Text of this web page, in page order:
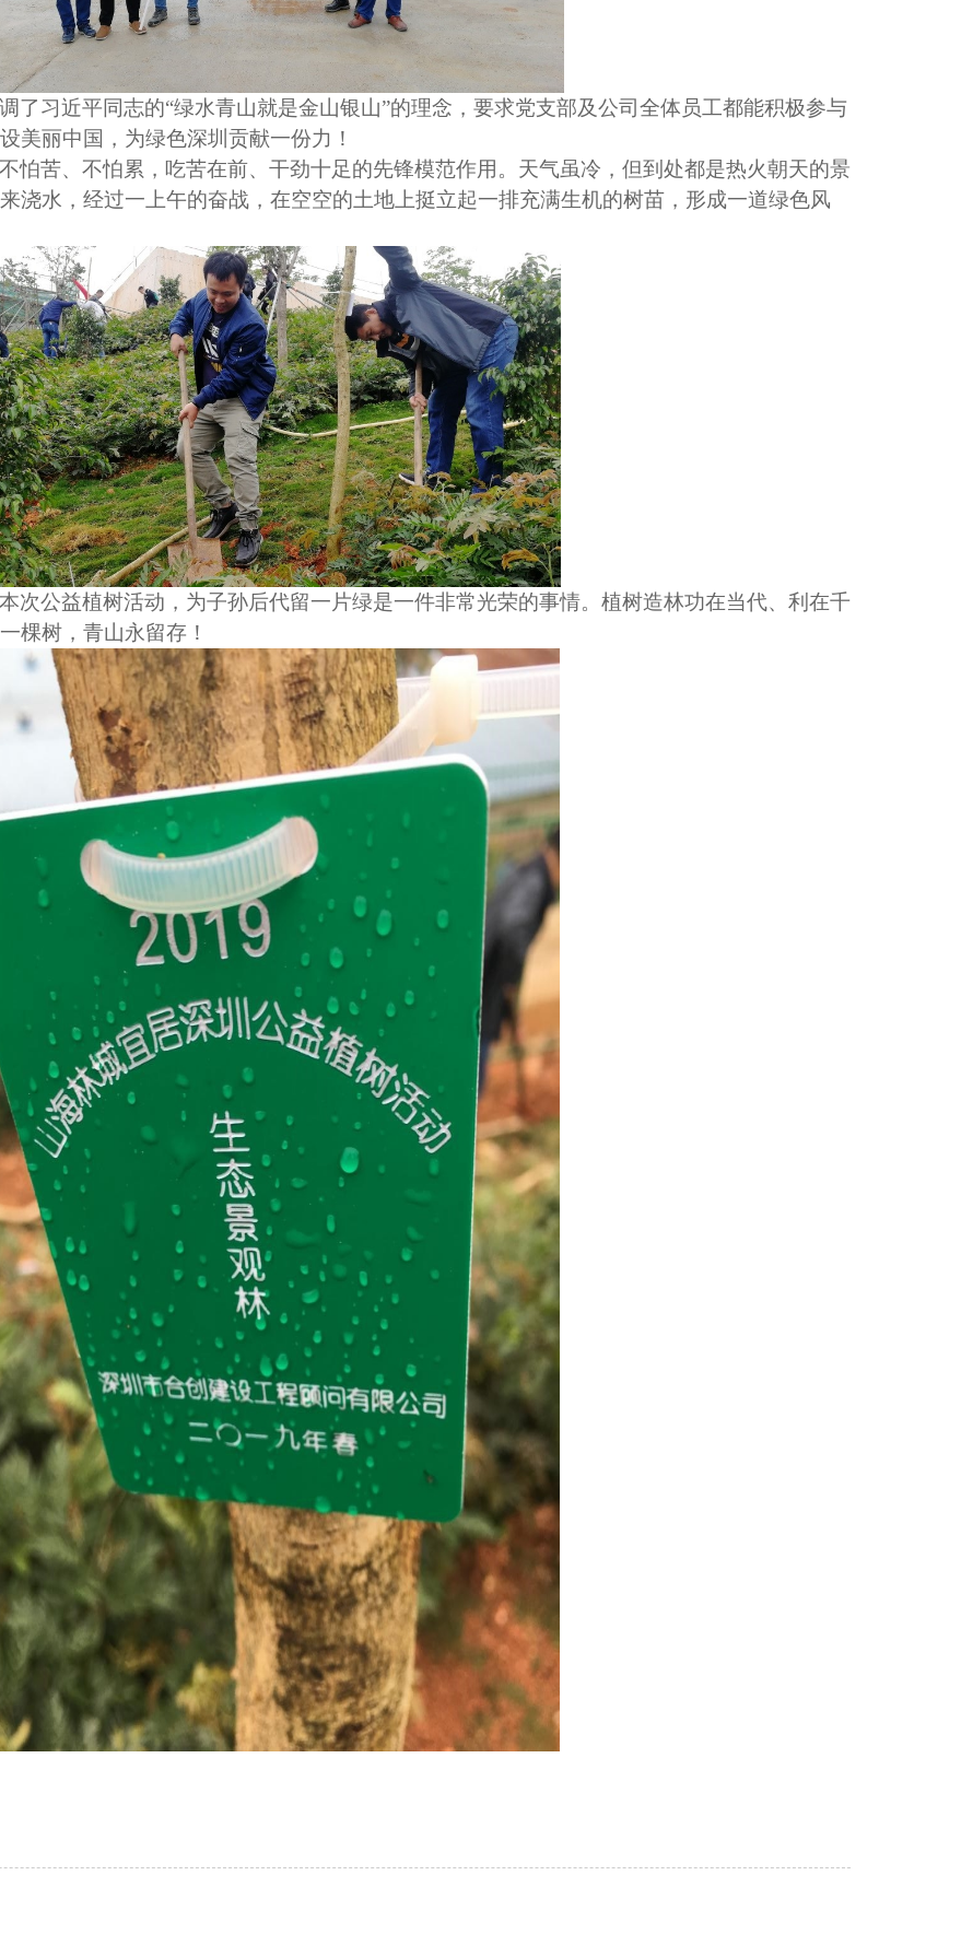
了习近平同志的“绿水青山就是金山银山”的理念，要求党支部及公司全体员工都能积极参与
美丽中国，为绿色深圳贡献一份力！
怕苦、不怕累，吃苦在前、干劲十足的先锋模范作用。天气虽冷，但到处都是热火朝天的景
浇水，经过一上午的奋战，在空空的土地上挺立起一排充满生机的树苗，形成一道绿色风
次公益植树活动，为子孙后代留一片绿是一件非常光荣的事情。植树造林功在当代、利在千
棵树，青山永留存！